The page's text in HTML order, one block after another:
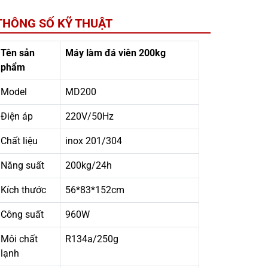
SỐ KỸ THUẬT
Tên sản
phẩm
Máy làm đá viên 200kg
Model MD200
Điện áp 220V/50Hz
Chất liệu inox 201/304
Năng suất 200kg/24h
Kích thước 56*83*152cm
Công suất 960W
Môi chất
lạnh
R134a/250g